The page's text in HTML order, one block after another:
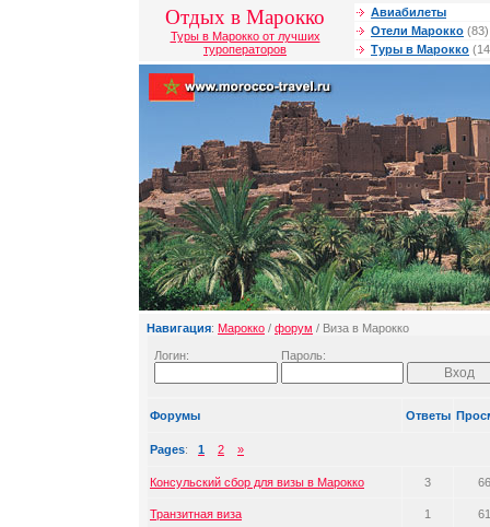
Отдых в Марокко
Туры в Марокко от лучших
туроператоров
Авиабилеты
Отели Марокко (83)
Туры в Марокко
Навигация: Марокко / форум / Виза в Марокко
Логин: Пароль:
Форумы Ответы
Pages: 1 2 »
Консульский сбор для визы в Марокко 3
Транзитная виза 1